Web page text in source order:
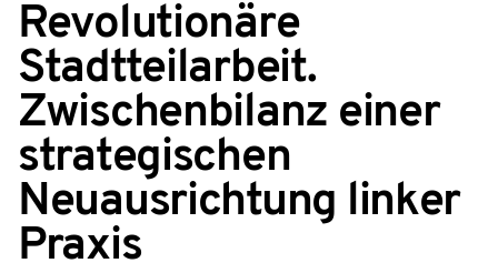
Revolutionäre
Stadtteilarbeit.
Zwischenbilanz einer
strategischen
Neuausrichtung linker
Praxis